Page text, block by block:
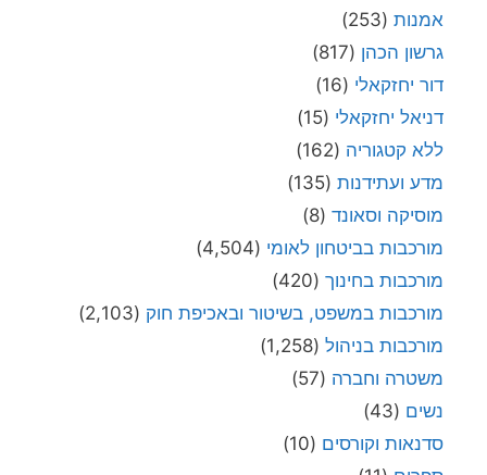
אמנות (253)
גרשון הכהן (817)
דור יחזקאלי (16)
דניאל יחזקאלי (15)
ללא קטגוריה (162)
מדע ועתידנות (135)
מוסיקה וסאונד (8)
מורכבות בביטחון לאומי (4,504)
מורכבות בחינוך (420)
מורכבות במשפט, בשיטור ובאכיפת חוק (2,103)
מורכבות בניהול (1,258)
משטרה וחברה (57)
נשים (43)
סדנאות וקורסים (10)